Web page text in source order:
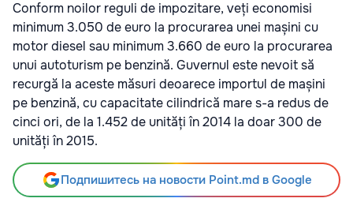
Conform noilor reguli de impozitare, veți economisi
minimum 3.050 de euro la procurarea unei mașini cu
motor diesel sau minimum 3.660 de euro la procurarea
unui autoturism pe benzină. Guvernul este nevoit să
recurgă la aceste măsuri deoarece importul de mașini
pe benzină, cu capacitate cilindrică mare s-a redus de
cinci ori, de la 1.452 de unități în 2014 la doar 300 de
unități în 2015.
Подпишитесь на новости Point.md в Google